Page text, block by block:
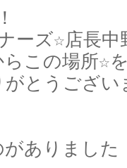
ーズ☆店長中
この場所☆
がとうござい
ありました